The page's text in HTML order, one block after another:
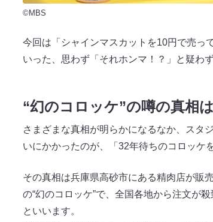
©MBS
今回は「シャインマスカットを10円で売っ
いった、思わず「それホンマ！？」と疑わ
“幻のコロッケ”の噂の真相
さまざまな真相が明らかになるなか、ス
いにかかったのが、「32年待ちのコロッケ
その真相は兵庫県高砂市にある精肉店が販
の“幻のコロッケ”で、全国各地から注文が
といいます。